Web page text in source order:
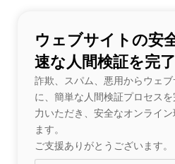
ウェブサイトの安
速な人間検証を完
詐欺、スパム、悪用からウェ
に、簡単な人間検証プロセス
力いただき、安全なオンライ
ます。
ご支援ありがとうございます。